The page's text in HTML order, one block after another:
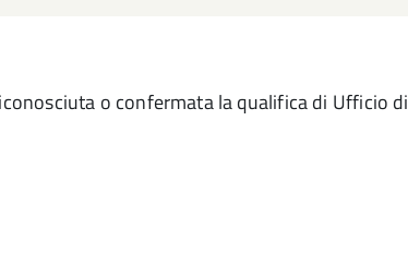
o confermata la qualifica di Ufficio di